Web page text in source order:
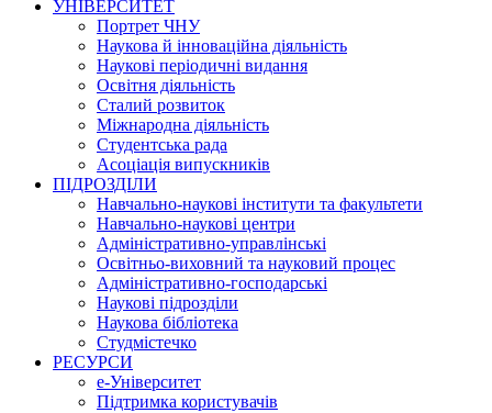
УНІВЕРСИТЕТ
Портрет ЧНУ
Наукова й інноваційна діяльність
Наукові періодичні видання
Освітня діяльність
Сталий розвиток
Міжнародна діяльність
Студентська рада
Асоціація випускників
ПІДРОЗДІЛИ
Навчально-наукові інститути та факультети
Навчально-наукові центри
Адміністративно-управлінські
Освітньо-виховний та науковий процес
Адміністративно-господарські
Наукові підрозділи
Наукова бібліотека
Студмістечко
РЕСУРСИ
е-Університет
Підтримка користувачів